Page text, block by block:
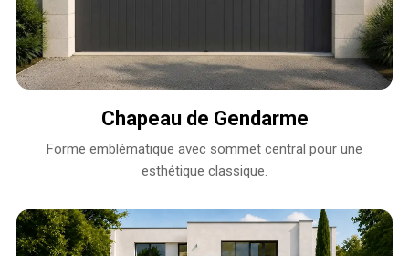
Chapeau de Gendarme
Forme emblématique avec sommet central pour une
esthétique classique.